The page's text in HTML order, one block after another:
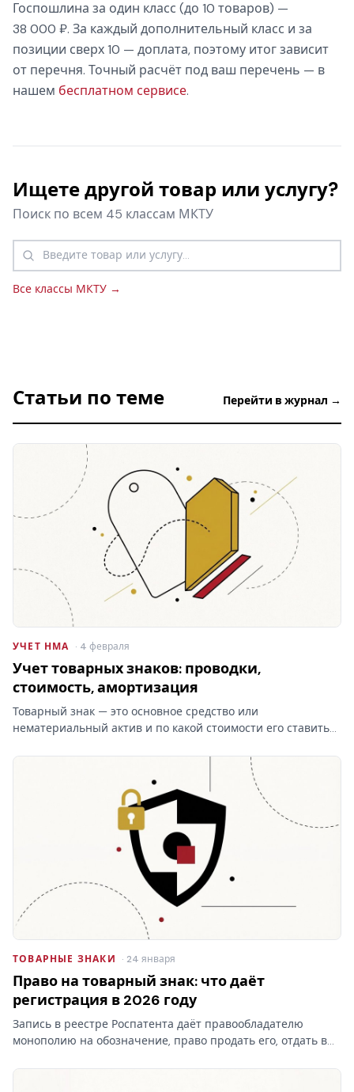
Госпошлина за один класс (до 10 товаров) —
38 000 ₽. За каждый дополнительный класс и за
позиции сверх 10 — доплата, поэтому итог зависит
от перечня. Точный расчёт под ваш перечень — в
нашем бесплатном сервисе.
Ищете другой товар или услугу?
Поиск по всем 45 классам МКТУ
Все классы МКТУ →
Статьи по теме Перейти в журнал →
УЧЕТ НМА · 4 февраля
Учет товарных знаков: проводки,
стоимость, амортизация
Товарный знак — это основное средство или
нематериальный актив и по какой стоимости его ставить
при отказе Роспатента затраты на учёт товарных знаков
ТОВАРНЫЕ ЗНАКИ · 24 января
Право на товарный знак: что даёт
регистрация в 2026 году
Запись в реестре Роспатента даёт правообладателю
монополию на обозначение, право продать его, отдать в
что на практике даёт право на товарный знак, где